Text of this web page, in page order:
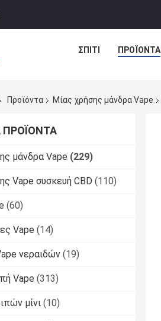
ΣΠΊΤΙ ΠΡΟΪΌΝΤΑ
Προϊόντα Μίας χρήσης μάνδρα Vape
ΠΡΟΪΌΝΤΑ
μάνδρα Vape (229)
Vape συσκευή CBD (110)
(60)
Vape (14)
νεραιδών (19)
Vape (313)
μίνι (10)